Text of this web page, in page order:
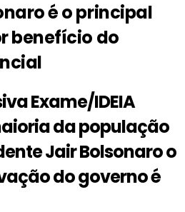
é o principal
benefício do
Exame/IDEIA
da população
Jair Bolsonaro o
do governo é